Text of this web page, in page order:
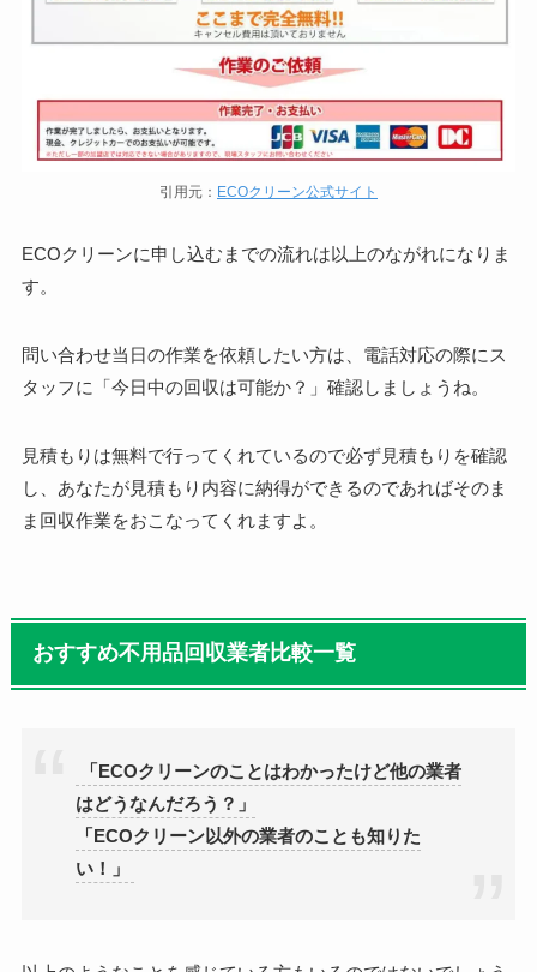
引用元： ECOクリーン公式サイト
ECOクリーンに申し込むまでの流れは以上のながれになりま
す。
問い合わせ当日の作業を依頼したい方は、電話対応の際にス
タッフに「今日中の回収は可能か？」確認しましょうね。
見積もりは無料で行ってくれているので必ず見積もりを確認
し、あなたが見積もり内容に納得ができるのであればそのま
ま回収作業をおこなってくれますよ。
おすすめ不用品回収業者比較一覧
「ECOクリーンのことはわかったけど他の業者
はどうなんだろう？」
「ECOクリーン以外の業者のことも知りた
い！」